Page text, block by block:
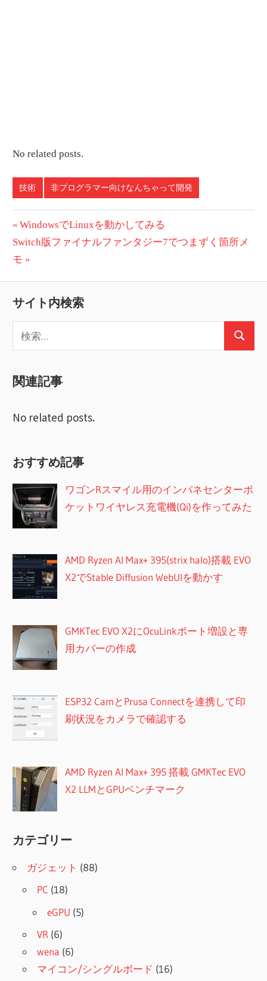
No related posts.
技術 非プログラマー向けなんちゃって開発
投
稿
ビ
ゲ
ー
ョ
ン
前
の
投
WindowsでLinuxを動かしてみる
次
の
Switch版ファイナルファンタジー7でつまずく箇所メ
モ
サイト内検索
検
関連記事
No related posts.
おすすめ記事
ワゴンRスマイル用のインパネセンターポ
ケットワイヤレス充電機(Qi)を作ってみた
AMD Ryzen AI Max+ 395(strix halo)搭載 EVO
X2でStable Diffusion WebUIを動かす
GMKTec EVO X2にOcuLinkポート増設と専
用カバーの作成
ESP32 CamとPrusa Connectを連携して印
刷状況をカメラで確認する
AMD Ryzen AI Max+ 395 搭載 GMKTec EVO
X2 LLMとGPUベンチマーク
カテゴリー
ガジェット (88)
PC (18)
eGPU (5)
VR (6)
wena (6)
マイコン/シングルボード (16)